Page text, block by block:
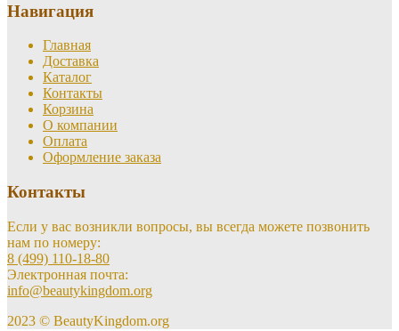
Навигация
Главная
Доставка
Каталог
Контакты
Корзина
О компании
Оплата
Оформление заказа
Контакты
Если у вас возникли вопросы, вы всегда можете позвонить
нам по номеру:
8 (499) 110-18-80
Электронная почта:
info@beautykingdom.org
2023 © BeautyKingdom.org